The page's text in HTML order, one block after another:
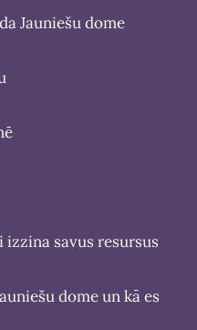
Jauniešu dome
savus resursus
dome un kā es